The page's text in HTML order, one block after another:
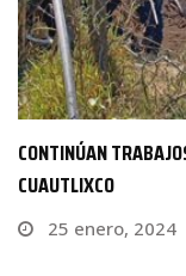
CONTINÚAN
CUAUTLIXCO
25 enero, 2024